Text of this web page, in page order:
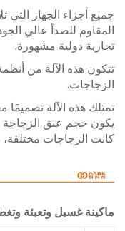
أجزاء الجهاز التي تلامس
دولية مشهورة.
هذه الآلة من أنظمة غسل
هذه الآلة تصميمًا
حجم عنق الزجاجة نفسه،
الزجاجات مختلفة، مما
غسيل وتعبئة وتغطية سعة 1.3-10